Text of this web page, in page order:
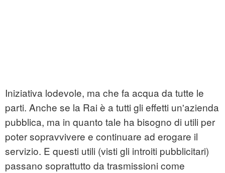
Iniziativa lodevole, ma che fa acqua da tutte le
parti. Anche se la Rai è a tutti gli effetti un'azienda
pubblica, ma in quanto tale ha bisogno di utili per
poter sopravvivere e continuare ad erogare il
servizio. E questi utili (visti gli introiti pubblicitari)
passano soprattutto da trasmissioni come